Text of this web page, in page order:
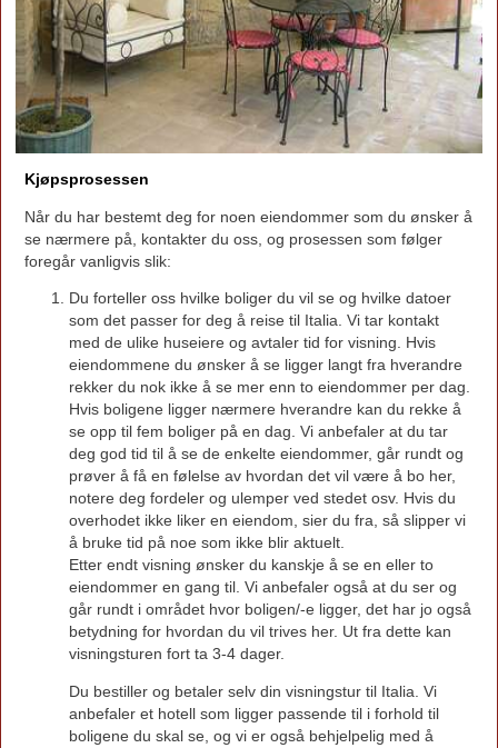
Kjøpsprosessen
Når du har bestemt deg for noen eiendommer som du ønsker å
se nærmere på, kontakter du oss, og prosessen som følger
foregår vanligvis slik:
Du forteller oss hvilke boliger du vil se og hvilke datoer
som det passer for deg å reise til Italia. Vi tar kontakt
med de ulike huseiere og avtaler tid for visning. Hvis
eiendommene du ønsker å se ligger langt fra hverandre
rekker du nok ikke å se mer enn to eiendommer per dag.
Hvis boligene ligger nærmere hverandre kan du rekke å
se opp til fem boliger på en dag. Vi anbefaler at du tar
deg god tid til å se de enkelte eiendommer, går rundt og
prøver å få en følelse av hvordan det vil være å bo her,
notere deg fordeler og ulemper ved stedet osv. Hvis du
overhodet ikke liker en eiendom, sier du fra, så slipper vi
å bruke tid på noe som ikke blir aktuelt.
Etter endt visning ønsker du kanskje å se en eller to
eiendommer en gang til. Vi anbefaler også at du ser og
går rundt i området hvor boligen/-e ligger, det har jo også
betydning for hvordan du vil trives her. Ut fra dette kan
visningsturen fort ta 3-4 dager.
Du bestiller og betaler selv din visningstur til Italia. Vi
anbefaler et hotell som ligger passende til i forhold til
boligene du skal se, og vi er også behjelpelig med å